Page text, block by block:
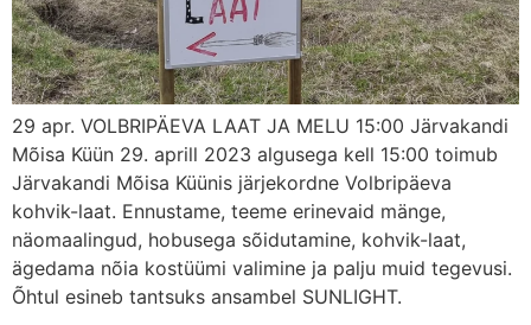
29 apr. VOLBRIPÄEVA LAAT JA MELU 15:00 Järvakandi
Mõisa Küün 29. aprill 2023 algusega kell 15:00 toimub
Järvakandi Mõisa Küünis järjekordne Volbripäeva
kohvik-laat. Ennustame, teeme erinevaid mänge,
näomaalingud, hobusega sõidutamine, kohvik-laat,
ägedama nõia kostüümi valimine ja palju muid tegevusi.
Õhtul esineb tantsuks ansambel SUNLIGHT.